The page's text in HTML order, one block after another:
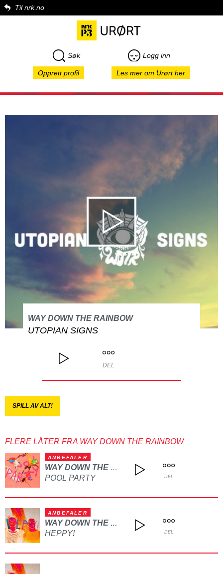
Til nrk.no
Søk Logg inn
Opprett profil Les mer om Urørt her
WAY DOWN THE RAINBOW
UTOPIAN SIGNS
DEL
SPILL AV ALT!
FLERE LÅTER FRA WAY DOWN THE RAINBOW
ANBEFALER
WAY DOWN THE RAINBOW
POOL PARTY DEL
ANBEFALER
WAY DOWN THE RAINBOW
HEPPY! DEL